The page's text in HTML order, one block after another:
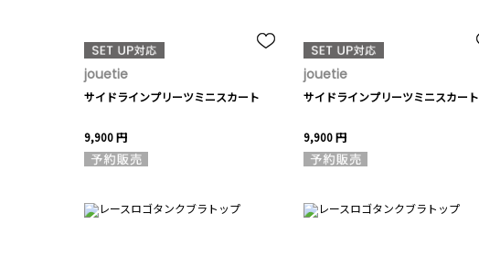
jouetie
サイドラインプリーツミニスカート
9,900 円
jouetie
サイドラインプリーツミニスカート
9,900 円